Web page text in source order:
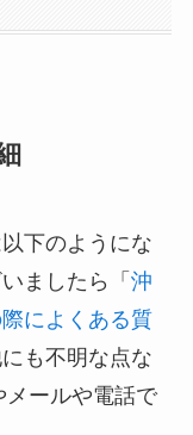
下のようにな
ましたら「 沖
によくある質
も不明な点な
メールや電話で